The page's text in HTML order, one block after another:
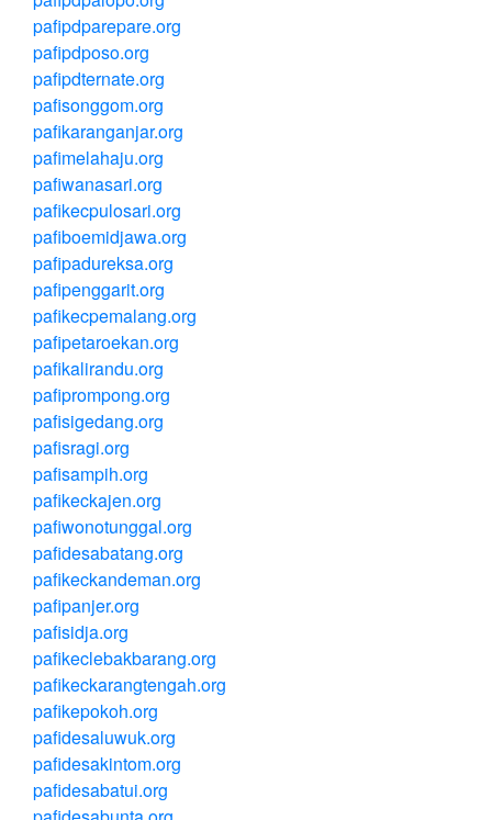
pafipdparepare.org
pafipdposo.org
pafipdternate.org
pafisonggom.org
pafikaranganjar.org
pafimelahaju.org
pafiwanasari.org
pafikecpulosari.org
pafiboemidjawa.org
pafipadureksa.org
pafipenggarit.org
pafikecpemalang.org
pafipetaroekan.org
pafikalirandu.org
pafiprompong.org
pafisigedang.org
pafisragi.org
pafisampih.org
pafikeckajen.org
pafiwonotunggal.org
pafidesabatang.org
pafikeckandeman.org
pafipanjer.org
pafisidja.org
pafikeclebakbarang.org
pafikeckarangtengah.org
pafikepokoh.org
pafidesaluwuk.org
pafidesakintom.org
pafidesabatui.org